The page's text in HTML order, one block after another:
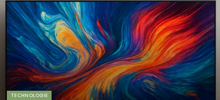
TECHNOLOGIE